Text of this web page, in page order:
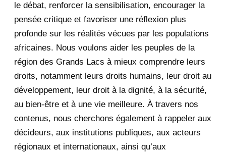
Le discours de haine en RDC :
symptôme d'une agres...
Fwd: "Trump liked young girls and
touched them in ...
"Trump liked young girls and
touched them in priva...
"Trump liked young girls and
touched them in priva...
le débat, renforcer la sensibilisation, encourager la
pensée critique et favoriser une réflexion plus
profonde sur les réalités vécues par les populations
africaines. Nous voulons aider les peuples de la
région des Grands Lacs à mieux comprendre leurs
droits, notamment leurs droits humains, leur droit au
développement, leur droit à la dignité, à la sécurité,
au bien-être et à une vie meilleure. À travers nos
contenus, nous cherchons également à rappeler aux
décideurs, aux institutions publiques, aux acteurs
régionaux et internationaux, ainsi qu’aux